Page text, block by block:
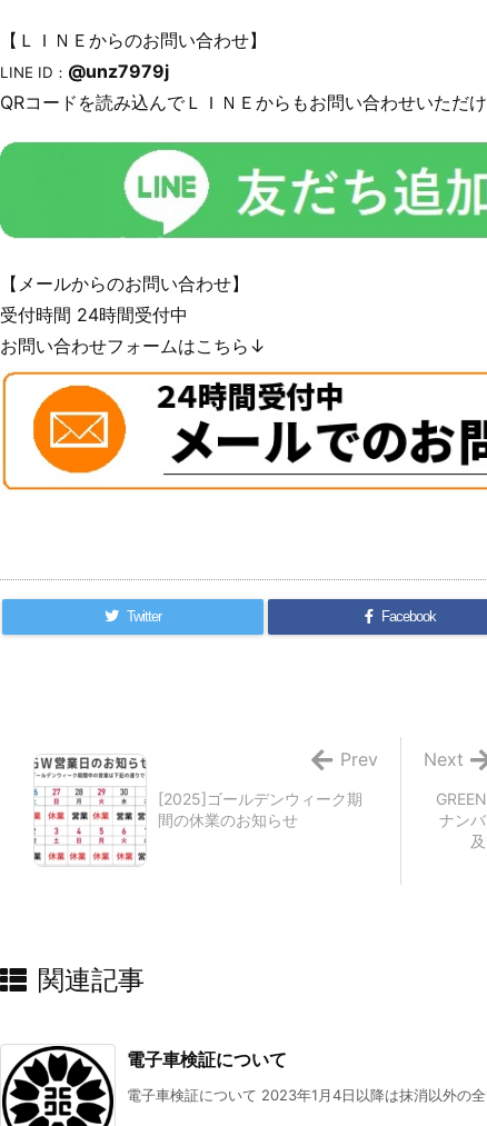
【ＬＩＮＥからのお問い合わせ】
LINE ID： @unz7979j
QRコードを読み込んでＬＩＮＥからもお問い合わせいただ
【メールからのお問い合わせ】
受付時間 24時間受付中
お問い合わせフォームはこちら↓
Twitter Facebook
ナン
Next
[2025]ゴールデンウィーク期
間の休業のお知らせ
Prev
関連記事
電子車検証について
電子車検証について 2023年1月4日以降は抹消以外の